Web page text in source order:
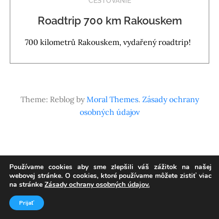
Roadtrip 700 km Rakouskem
700 kilometrů Rakouskem, vydařený roadtrip!
Theme: Reblog by Moral Themes. Zásady ochrany
osobných údajov
Používame cookies aby sme zlepšili váš zážitok na našej
webovej stránke. O cookies, ktoré používame môžete zistiť viac
na stránke Zásady ochrany osobných údajov.
Prijať